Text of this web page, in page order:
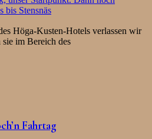
Höga-Kusten-Hotels verlassen wir
im Bereich des
Fahrtag